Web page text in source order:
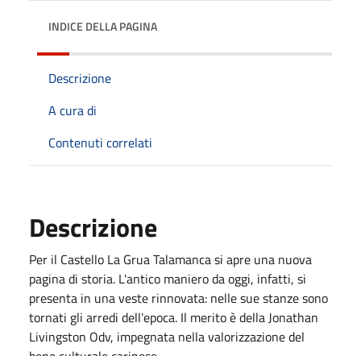
INDICE DELLA PAGINA
Descrizione
A cura di
Contenuti correlati
Descrizione
Per il Castello La Grua Talamanca si apre una nuova
pagina di storia. L'antico maniero da oggi, infatti, si
presenta in una veste rinnovata: nelle sue stanze sono
tornati gli arredi dell'epoca. Il merito è della Jonathan
Livingston Odv, impegnata nella valorizzazione del